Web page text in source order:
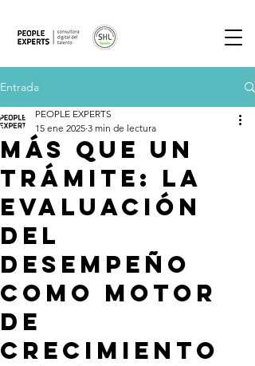
Entrada
Más que un
trámite: la
Evaluación
del
Desempeño
como motor
de
crecimiento
PEOPLE EXPERTS
15 ene 2025 3 min de lectura